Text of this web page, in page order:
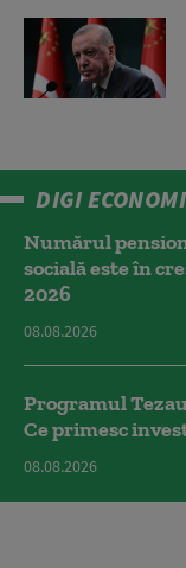
DIGI
Numărul
socială este în
2026
08.08.2026
Programul
Ce primesc
08.08.2026